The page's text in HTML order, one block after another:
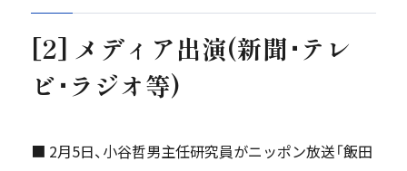
[2] メディア出演(新聞･テレ
ビ･ラジオ等)
■ 2月5日、小谷哲男主任研究員がニッポン放送「飯田